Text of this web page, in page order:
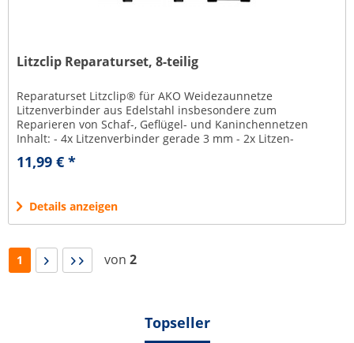
Litzclip Reparaturset, 8-teilig
Reparaturset Litzclip® für AKO Weidezaunnetze
Litzenverbinder aus Edelstahl insbesondere zum
Reparieren von Schaf-, Geflügel- und Kaninchennetzen
Inhalt: - 4x Litzenverbinder gerade 3 mm - 2x Litzen-
11,99 € *
Details anzeigen
1 von 2
Topseller